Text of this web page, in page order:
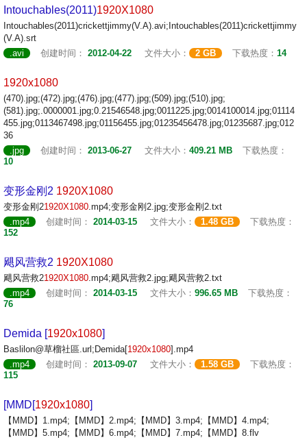
Intouchables(2011)1920X1080
Intouchables(2011)crickettjimmy(V.A).avi;Intouchables(2011)crickettjimmy
(V.A).srt
.avi
创建时间： 2012-04-22 文件大小： 2 GB 下载热度： 14
1920x1080
(470).jpg;(472).jpg;(476).jpg;(477).jpg;(509).jpg;(510).jpg;
(581).jpg;.0000001.jpg;0.21546548.jpg;0011225.jpg;0014100014.jpg;01114
455.jpg;0113467498.jpg;01156455.jpg;01235456478.jpg;01235687.jpg;012
36
.jpg
创建时间： 2013-06-27 文件大小： 409.21 MB
下载热度：
10
变形金刚2 1920X1080
变形金刚21920X1080.mp4;变形金刚2.jpg;变形金刚2.txt
.mp4
创建时间： 2014-03-15 文件大小： 1.48 GB
下载热度：
152
飓风营救2 1920X1080
飓风营救21920X1080.mp4;飓风营救2.jpg;飓风营救2.txt
.mp4
创建时间： 2014-03-15 文件大小： 996.65 MB
下载热度：
76
Demida [1920x1080]
Baslilon@草榴社區.url;Demida[1920x1080].mp4
.mp4
创建时间： 2013-09-07 文件大小： 1.58 GB
下载热度：
115
[MMD[1920x1080]
【MMD】1.mp4;【MMD】2.mp4;【MMD】3.mp4;【MMD】4.mp4;
【MMD】5.mp4;【MMD】6.mp4;【MMD】7.mp4;【MMD】8.flv